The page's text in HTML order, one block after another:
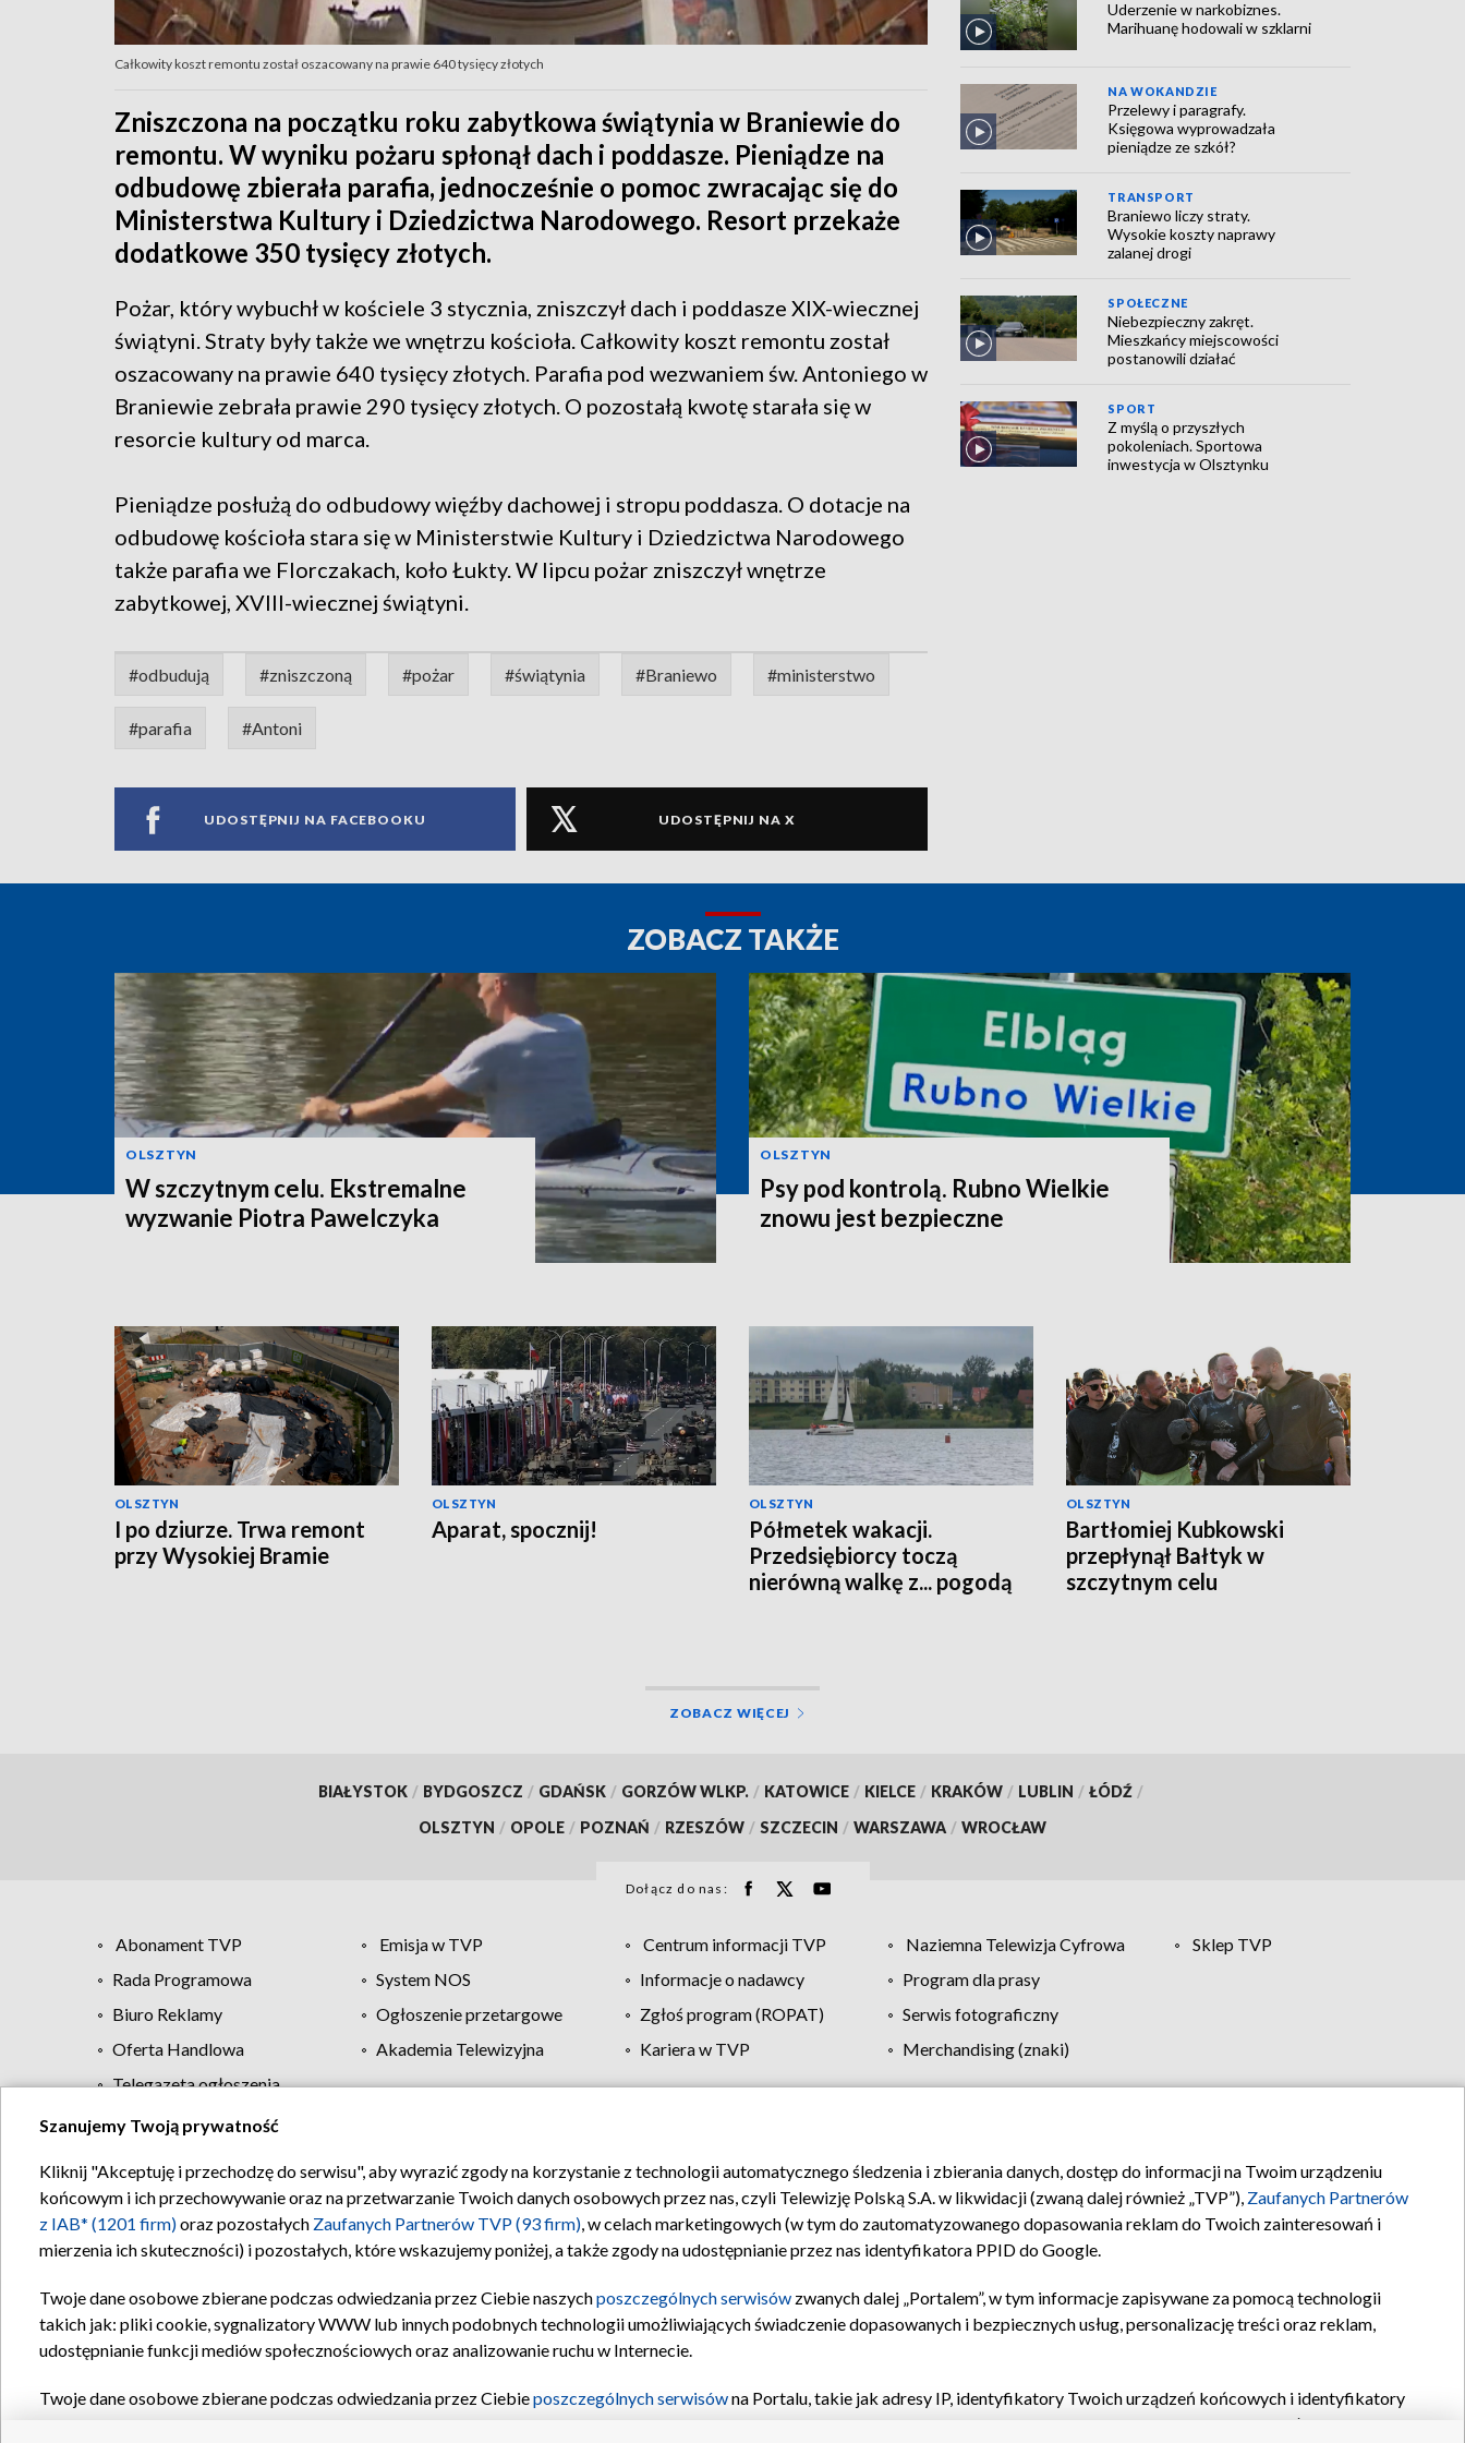
Całkowity koszt remontu został oszacowany na prawie 640 tysięcy złotych
Zniszczona na początku roku zabytkowa świątynia w Braniewie do
remontu. W wyniku pożaru spłonął dach i poddasze. Pieniądze na
odbudowę zbierała parafia, jednocześnie o pomoc zwracając się do
Ministerstwa Kultury i Dziedzictwa Narodowego. Resort przekaże
dodatkowe 350 tysięcy złotych.
Pożar, który wybuchł w kościele 3 stycznia, zniszczył dach i poddasze XIX-wiecznej
świątyni. Straty były także we wnętrzu kościoła. Całkowity koszt remontu został
oszacowany na prawie 640 tysięcy złotych. Parafia pod wezwaniem św. Antoniego w
Braniewie zebrała prawie 290 tysięcy złotych. O pozostałą kwotę starała się w
resorcie kultury od marca.
Pieniądze posłużą do odbudowy więźby dachowej i stropu poddasza. O dotacje na
odbudowę kościoła stara się w Ministerstwie Kultury i Dziedzictwa Narodowego
także parafia we Florczakach, koło Łukty. W lipcu pożar zniszczył wnętrze
zabytkowej, XVIII-wiecznej świątyni.
#odbudują #zniszczoną #pożar #świątynia #Braniewo #ministerstwo
#parafia #Antoni
UDOSTĘPNIJ NA FACEBOOKU UDOSTĘPNIJ NA X
Uderzenie w narkobiznes.
Marihuanę hodowali w szklarni
NA WOKANDZIE
Przelewy i paragrafy.
Księgowa wyprowadzała
pieniądze ze szkół?
TRANSPORT
Braniewo liczy straty.
Wysokie koszty naprawy
zalanej drogi
SPOŁECZNE
Niebezpieczny zakręt.
Mieszkańcy miejscowości
postanowili działać
SPORT
Z myślą o przyszłych
pokoleniach. Sportowa
inwestycja w Olsztynku
ZOBACZ TAKŻE
OLSZTYN
W szczytnym celu. Ekstremalne
wyzwanie Piotra Pawelczyka
OLSZTYN
Psy pod kontrolą. Rubno Wielkie
znowu jest bezpieczne
OLSZTYN
I po dziurze. Trwa remont
przy Wysokiej Bramie
OLSZTYN
Aparat, spocznij!
OLSZTYN
Półmetek wakacji.
Przedsiębiorcy toczą
nierówną walkę z... pogodą
OLSZTYN
Bartłomiej Kubkowski
przepłynął Bałtyk w
szczytnym celu
ZOBACZ WIĘCEJ
BIAŁYSTOK / BYDGOSZCZ / GDAŃSK / GORZÓW WLKP. / KATOWICE / KIELCE / KRAKÓW / LUBLIN / ŁÓDŹ /
OLSZTYN / OPOLE / POZNAŃ / RZESZÓW / SZCZECIN / WARSZAWA / WROCŁAW
Dołącz do nas:
Abonament TVP Emisja w TVP Centrum informacji TVP Naziemna Telewizja Cyfrowa
Sklep TVP
Rada Programowa
System NOS Informacje o nadawcy
Program dla prasy
Biuro Reklamy
Ogłoszenie przetargowe Zgłoś program (ROPAT)
Serwis fotograficzny
Oferta Handlowa
Akademia Telewizyjna Kariera w TVP
Merchandising (znaki)
Telegazeta ogłoszenia
Regulamin TVP Polityka prywatności Moje zgody Pomoc Biuro reklamy Kontakt
Szanujemy Twoją prywatność
Kliknij "Akceptuję i przechodzę do serwisu", aby wyrazić zgody na korzystanie z technologii automatycznego śledzenia i zbierania danych, dostęp do informacji na Twoim urządzeniu
końcowym i ich przechowywanie oraz na przetwarzanie Twoich danych osobowych przez nas, czyli Telewizję Polską S.A. w likwidacji (zwaną dalej również „TVP”), Zaufanych Partnerów
z IAB* (1201 firm)oraz pozostałych Zaufanych Partnerów TVP (93 firm), w celach marketingowych (w tym do zautomatyzowanego dopasowania reklam do Twoich zainteresowań i
mierzenia ich skuteczności) i pozostałych, które wskazujemy poniżej, a także zgody na udostępnianie przez nas identyfikatora PPID do Google.
Twoje dane osobowe zbierane podczas odwiedzania przez Ciebie naszychposzczególnych serwisów zwanych dalej „Portalem”, w tym informacje zapisywane za pomocą technologii
takich jak: pliki cookie, sygnalizatory WWW lub innych podobnych technologii umożliwiających świadczenie dopasowanych i bezpiecznych usług, personalizację treści oraz reklam,
udostępnianie funkcji mediów społecznościowych oraz analizowanie ruchu w Internecie.
Twoje dane osobowe zbierane podczas odwiedzania przez Ciebieposzczególnych serwisówna Portalu, takie jak adresy IP, identyfikatory Twoich urządzeń końcowych i identyfikatory
oraz pozostałych